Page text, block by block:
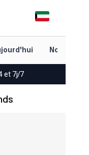
jeux
et 7j/7
Store
jeux